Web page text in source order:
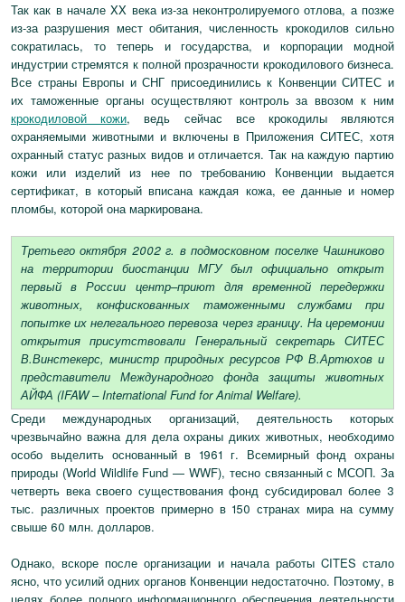
Так как в начале XX века из-за неконтролируемого отлова, а позже
из-за разрушения мест обитания, численность крокодилов сильно
сократилась, то теперь и государства, и корпорации модной
индустрии стремятся к полной прозрачности крокодилового бизнеса.
Все страны Европы и СНГ присоединились к Конвенции СИТЕС и
их таможенные органы осуществляют контроль за ввозом к ним
крокодиловой кожи, ведь сейчас все крокодилы являются
охраняемыми животными и включены в Приложения СИТЕС, хотя
охранный статус разных видов и отличается. Так на каждую партию
кожи или изделий из нее по требованию Конвенции выдается
сертификат, в который вписана каждая кожа, ее данные и номер
пломбы, которой она маркирована.
Третьего октября 2002 г. в подмосковном поселке Чашниково
на территории биостанции МГУ был официально открыт
первый в России центр–приют для временной передержки
животных, конфискованных таможенными службами при
попытке их нелегального перевоза через границу. На церемонии
открытия присутствовали Генеральный секретарь СИТЕС
В.Винстекерс, министр природных ресурсов РФ В.Артюхов и
представители Международного фонда защиты животных
АЙФА (IFAW – International Fund for Animal Welfare).
Среди международных организаций, деятельность которых
чрезвычайно важна для дела охраны диких животных, необходимо
особо выделить основанный в 1961 г. Всемирный фонд охраны
природы (World Wildlife Fund — WWF), тесно связанный с МСОП. За
четверть века своего существования фонд субсидировал более 3
тыс. различных проектов примерно в 150 странах мира на сумму
свыше 60 млн. долларов.
Однако, вскоре после организации и начала работы CITES стало
ясно, что усилий одних органов Конвенции недостаточно. Поэтому, в